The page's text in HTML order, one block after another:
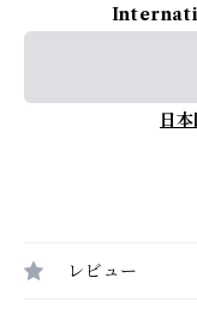
日
レビュー